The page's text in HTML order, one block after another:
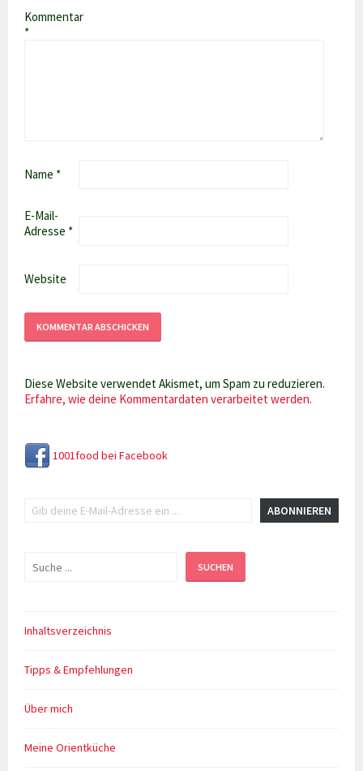
Kommentar
*
Name *
E-Mail-
Adresse *
Website
Diese Website verwendet Akismet, um Spam zu reduzieren.
Erfahre, wie deine Kommentardaten verarbeitet werden.
1001food bei Facebook
ABONNIEREN
Suchen SUCHEN
Inhaltsverzeichnis
Tipps & Empfehlungen
Über mich
Meine Orientküche